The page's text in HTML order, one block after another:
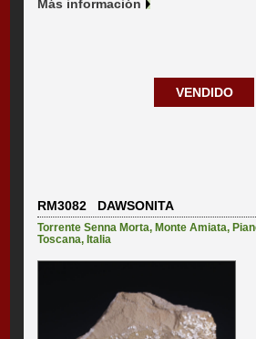
Más información
VENDIDO
RM3082 DAWSONITA
Torrente Senna Morta, Monte Amiata,
Toscana, Italia